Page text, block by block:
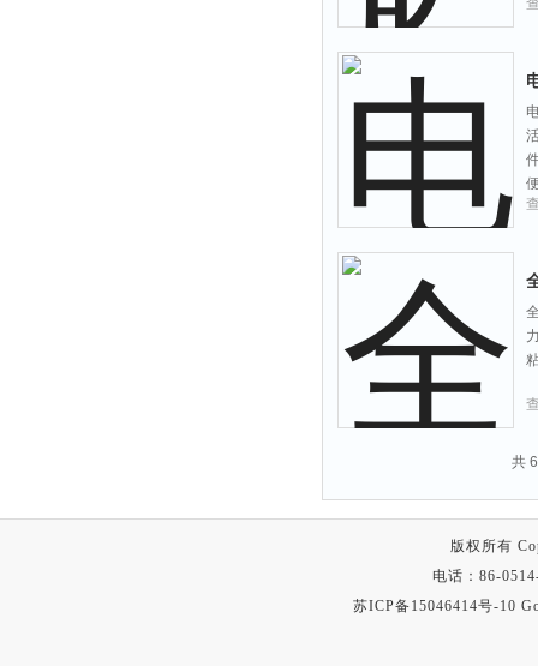
共
版权所有
电话：86-
苏ICP备15046414号-10